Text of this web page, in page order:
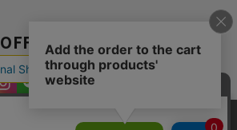
OFFICIAL SNS